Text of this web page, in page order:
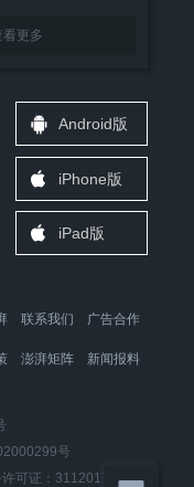
看更多
Android版
iPhone版
iPad版
联系我们 广告合作
澎湃矩阵 新闻报料
号
可证：31120170006